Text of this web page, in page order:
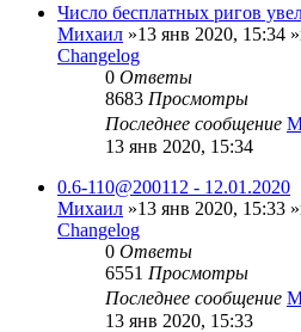
Число бесплатных ригов
Михаил »13 янв 2020, 15:34
Changelog
0 Ответы
8683 Просмотры
Последнее сообщение
13 янв 2020, 15:34
0.6-110@200112 - 12.01.2020
Михаил »13 янв 2020, 15:33
Changelog
0 Ответы
6551 Просмотры
Последнее сообщение
13 янв 2020, 15:33